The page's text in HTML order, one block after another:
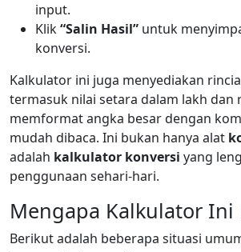
input.
Klik“Salin Hasil” untuk
konversi.
Kalkulator ini juga menyediakan
termasuk nilai setara dalam lakh dan
memformat angka besar dengan
mudah dibaca. Ini bukan hanya alat
adalah kalkulator konversi yang
penggunaan sehari-hari.
Mengapa Kalkulator Ini
Berikut adalah beberapa situasi